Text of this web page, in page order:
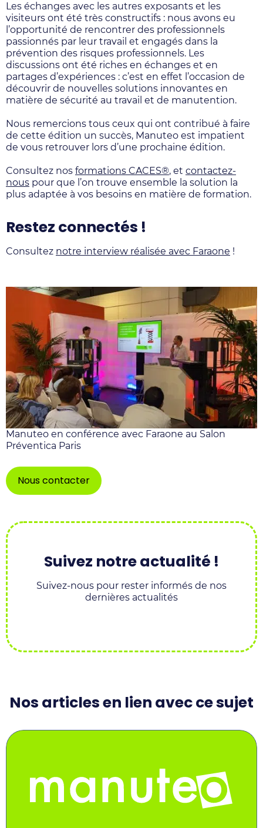
Les échanges avec les autres exposants et les
visiteurs ont été très constructifs : nous avons eu
l’opportunité de rencontrer des professionnels
passionnés par leur travail et engagés dans la
prévention des risques professionnels. Les
discussions ont été riches en échanges et en
partages d’expériences : c’est en effet l’occasion de
découvrir de nouvelles solutions innovantes en
matière de sécurité au travail et de manutention.
Nous remercions tous ceux qui ont contribué à faire
de cette édition un succès, Manuteo est impatient
de vous retrouver lors d’une prochaine édition.
Consultez nos formations CACES®, et contactez-
nous pour que l’on trouve ensemble la solution la
plus adaptée à vos besoins en matière de formation.
Restez connectés !
Consultez notre interview réalisée avec Faraone !
Manuteo en conférence avec Faraone au Salon
Préventica Paris
Nous contacter
Suivez notre actualité !
Suivez-nous pour rester informés de nos
dernières actualités
–
Smartlog
sur
sur
/
Twitter
sur
sur
sur
Nos articles en lien avec ce sujet